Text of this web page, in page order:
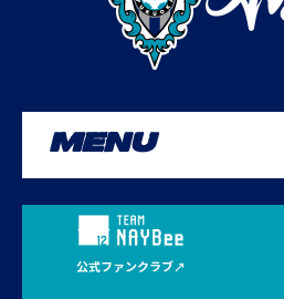
MENU
公式ファンクラブ